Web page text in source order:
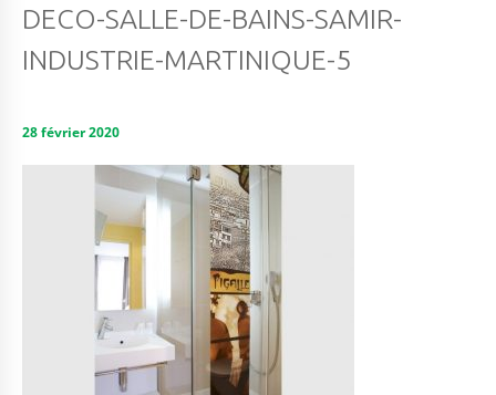
DECO-SALLE-DE-BAINS-SAMIR-
INDUSTRIE-MARTINIQUE-5
28 février 2020